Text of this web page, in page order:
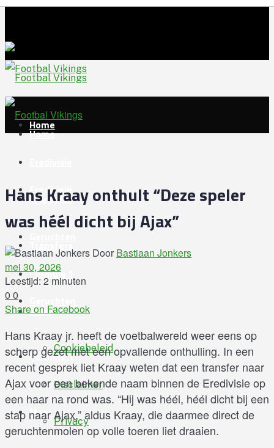
Home
Eredivisie
Formule 1
Meer
Home
Transfers
Formule 1
Meer
Cookiebeleid
Disclaimer
Privacy
Hans Kraay onthult “Deze speler
was héél dicht bij Ajax”
Door Bastiaan Jonkers
mei 30, 2026
Leestijd: 2 minuten
0 0
Share on Facebook
Hans Kraay jr. heeft de voetbalwereld weer eens op
scherp gezet met een opvallende onthulling. In een
recent gesprek liet Kraay weten dat een transfer naar
Ajax voor een bekende naam binnen de Eredivisie op
een haar na rond was. “Hij was héél, héél dicht bij een
stap naar Ajax,” aldus Kraay, die daarmee direct de
geruchtenmolen op volle toeren liet draaien.